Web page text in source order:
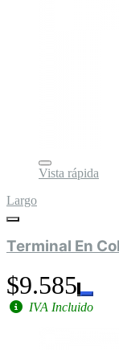
Vista rápida
Largo
Terminal En
$9.585
IVA Incluido